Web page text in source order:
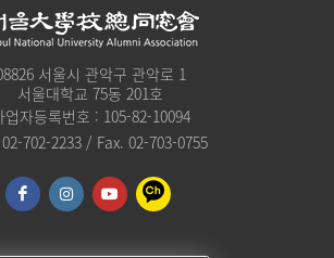
서울시 관악구 관악로 1
서울대학교 75동 201호
업자등록번호 : 105-82-10094
702-2233 / Fax. 02-703-0755